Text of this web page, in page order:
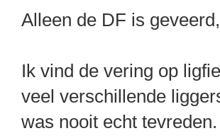
Alleen de DF is
Ik vind de vering op
veel verschillende
was nooit echt